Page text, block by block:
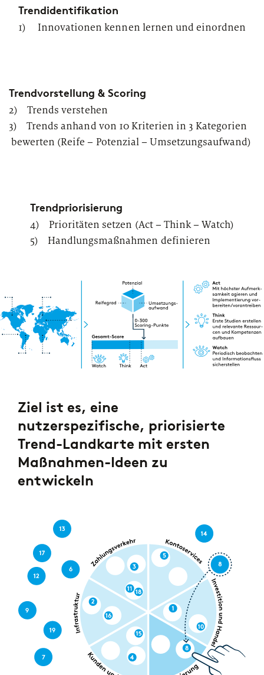
Trendidentifikation
1) Innovationen kennen lernen und einordnen
Trendvorstellung & Scoring
2) Trends verstehen
3) Trends anhand von 10 Kriterien in 3 Kategorien
bewerten (Reife – Potenzial – Umsetzungsaufwand)
Trendpriorisierung
4) Prioritäten setzen (Act – Think – Watch)
5) Handlungsmaßnahmen definieren
Ziel ist es, eine
nutzerspezifische, priorisierte
Trend-Landkarte mit ersten
Maßnahmen-Ideen zu
entwickeln